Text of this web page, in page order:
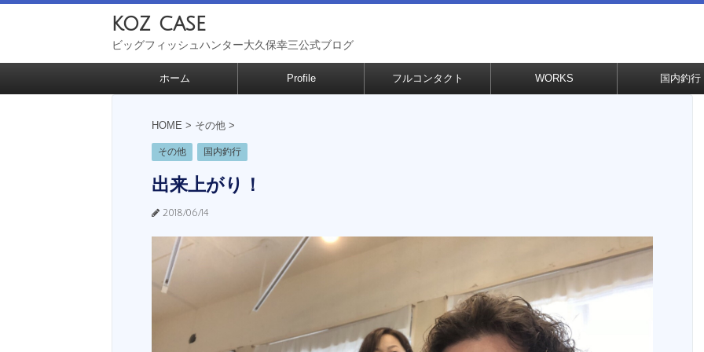
koz case
ビッグフィッシュハンター大久保幸三公式ブログ
ホーム Profile フルコンタクト WORKS 国内釣行
HOME > その他 >
その他 国内釣行
出来上がり！
2018/06/14